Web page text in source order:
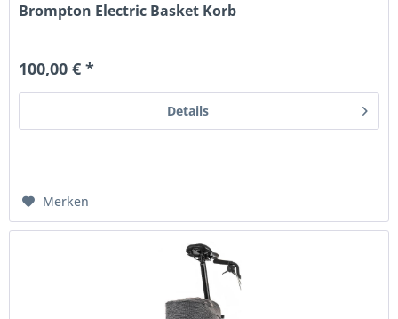
Brompton Electric Basket Korb
100,00 € *
Details
Merken